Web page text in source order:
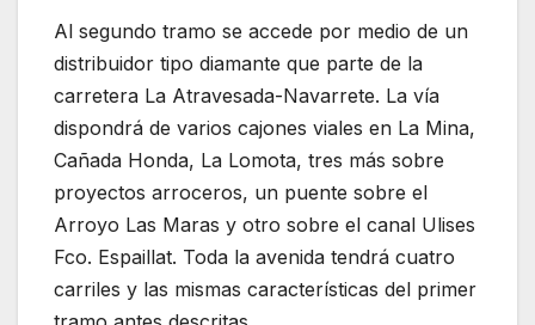
Al segundo tramo se accede por medio de un
distribuidor tipo diamante que parte de la
carretera La Atravesada-Navarrete. La vía
dispondrá de varios cajones viales en La Mina,
Cañada Honda, La Lomota, tres más sobre
proyectos arroceros, un puente sobre el
Arroyo Las Maras y otro sobre el canal Ulises
Fco. Espaillat. Toda la avenida tendrá cuatro
carriles y las mismas características del primer